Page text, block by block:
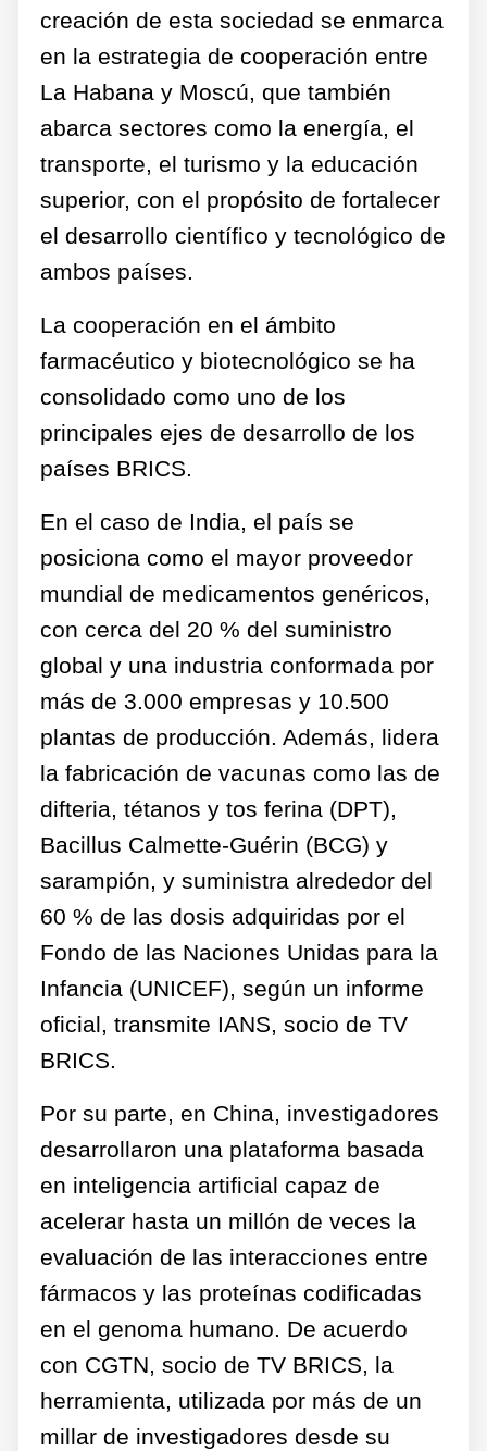
creación de esta sociedad se enmarca
en la estrategia de cooperación entre
La Habana y Moscú, que también
abarca sectores como la energía, el
transporte, el turismo y la educación
superior, con el propósito de fortalecer
el desarrollo científico y tecnológico de
ambos países.
La cooperación en el ámbito
farmacéutico y biotecnológico se ha
consolidado como uno de los
principales ejes de desarrollo de los
países BRICS.
En el caso de India, el país se
posiciona como el mayor proveedor
mundial de medicamentos genéricos,
con cerca del 20 % del suministro
global y una industria conformada por
más de 3.000 empresas y 10.500
plantas de producción. Además, lidera
la fabricación de vacunas como las de
difteria, tétanos y tos ferina (DPT),
Bacillus Calmette-Guérin (BCG) y
sarampión, y suministra alrededor del
60 % de las dosis adquiridas por el
Fondo de las Naciones Unidas para la
Infancia (UNICEF), según un informe
oficial, transmite IANS, socio de TV
BRICS.
Por su parte, en China, investigadores
desarrollaron una plataforma basada
en inteligencia artificial capaz de
acelerar hasta un millón de veces la
evaluación de las interacciones entre
fármacos y las proteínas codificadas
en el genoma humano. De acuerdo
con CGTN, socio de TV BRICS, la
herramienta, utilizada por más de un
millar de investigadores desde su